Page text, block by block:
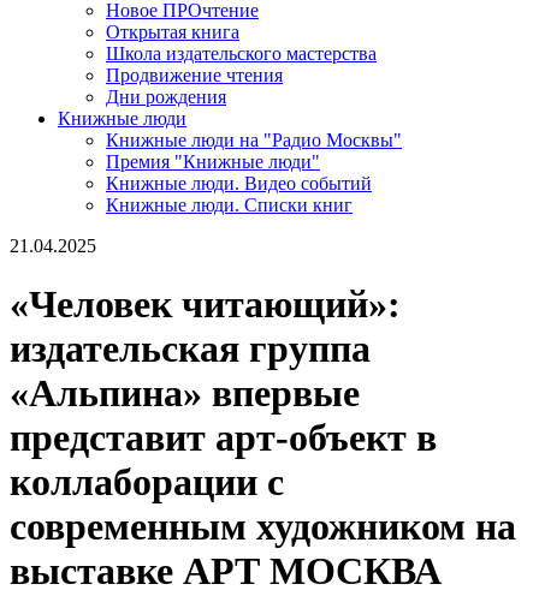
Новое ПРОчтение
Открытая книга
Школа издательского мастерства
Продвижение чтения
Дни рождения
Книжные люди
Книжные люди на "Радио Москвы"
Премия "Книжные люди"
Книжные люди. Видео событий
Книжные люди. Списки книг
21.04.2025
«Человек читающий»:
издательская группа
«Альпина» впервые
представит арт-объект в
коллаборации с
современным художником на
выставке АРТ МОСКВА